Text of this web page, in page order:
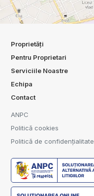
Proprietăți
Pentru Proprietari
Serviciile Noastre
Echipa
Contact
ANPC
Politică cookies
Politică de confidențialitate